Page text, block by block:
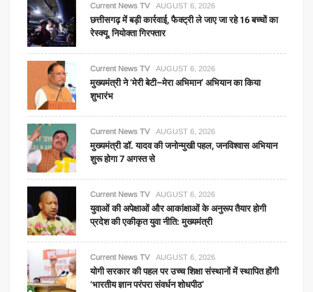
Current News TV AUGUST 6, 2026
छत्तीसगढ़ में बड़ी कार्रवाई, फैक्ट्री ले जाए जा रहे 16 बच्चों का
रेस्क्यू, नियोक्ता गिरफ्तार
Current News TV AUGUST 6, 2026
मुख्यमंत्री ने ‘मेरी बेटी–मेरा अभिमान’ अभियान का किया
शुभारंभ
Current News TV AUGUST 6, 2026
मुख्यमंत्री डॉ. यादव की जनोन्मुखी पहल, जनविश्वास अभियान
शुरू होगा 7 अगस्त से
Current News TV AUGUST 6, 2026
युवाओं की अपेक्षाओं और आकांक्षाओं के अनुरूप तैयार होगी
प्रदेश की एकीकृत युवा नीति: मुख्यमंत्री
Current News TV AUGUST 6, 2026
योगी सरकार की पहल पर उच्च शिक्षा संस्थानों में स्थापित होंगी
‘भारतीय ज्ञान परंपरा संवर्धन शोधपीठ’